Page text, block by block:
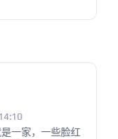
一家，一些脸红